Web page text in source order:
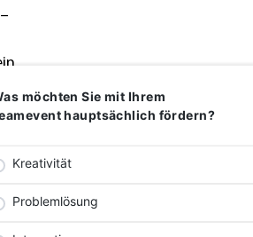
möchten Sie mit Ihrem
hauptsächlich fördern?
Kreativität
Problemlösung